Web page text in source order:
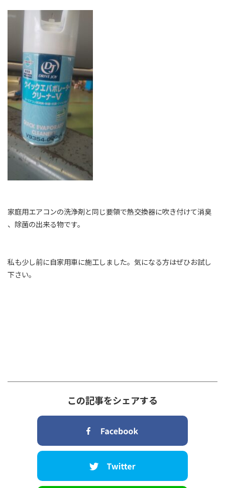
家庭用エアコンの洗浄剤と同じ要領で熱交換器に吹き付けて消臭
、除菌の出来る物です。
私も少し前に自家用車に施工しました。気になる方はぜひお試し
下さい。
この記事をシェアする